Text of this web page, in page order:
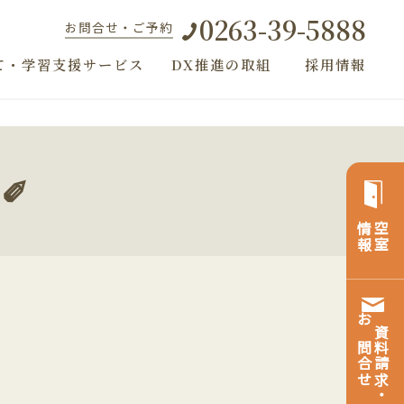
お問合せ・ご予約 0263-39-5888
・学習支援サービス DX推進の取組 採用情報
空室
情報
資料請求・
お問合せ